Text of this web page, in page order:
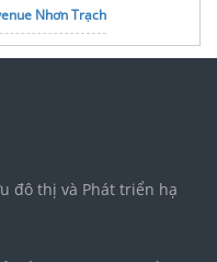
Nhơn Trạch
độngchất lượng
đô thị và Phát triển hạ